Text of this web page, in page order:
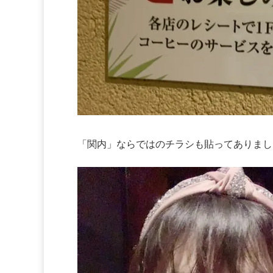
「関内」ならではのチラシも貼ってありま